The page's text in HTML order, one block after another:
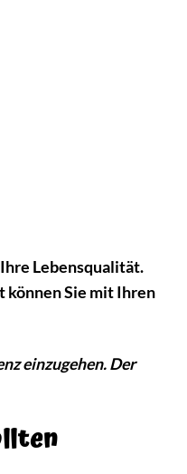
Lebensqualität.
können Sie mit Ihren
einzugehen. Der